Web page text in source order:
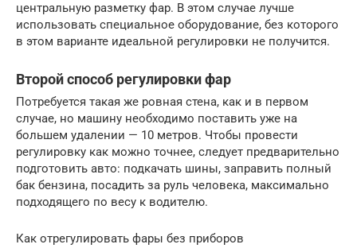
центральную разметку фар. В этом случае лучше
использовать специальное оборудование, без которого
в этом варианте идеальной регулировки не получится.
Второй способ регулировки фар
Потребуется такая же ровная стена, как и в первом
случае, но машину необходимо поставить уже на
большем удалении — 10 метров. Чтобы провести
регулировку как можно точнее, следует предварительно
подготовить авто: подкачать шины, заправить полный
бак бензина, посадить за руль человека, максимально
подходящего по весу к водителю.
Как отрегулировать фары без приборов